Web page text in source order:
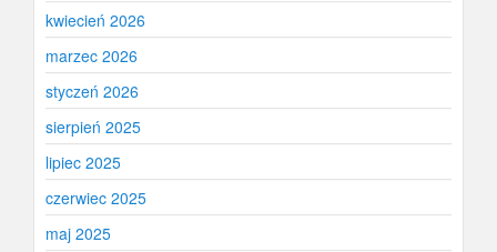
kwiecień 2026
marzec 2026
styczeń 2026
sierpień 2025
lipiec 2025
czerwiec 2025
maj 2025